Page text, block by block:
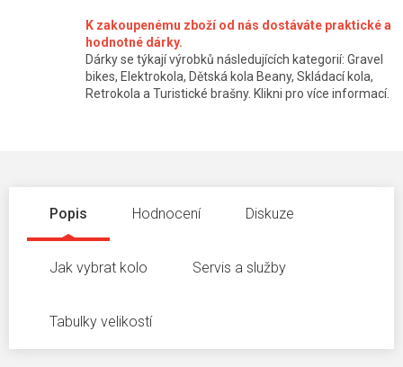
K zakoupenému zboží od nás dostáváte praktické a
hodnotné dárky.
Dárky se týkají výrobků následujících kategorií: Gravel
bikes, Elektrokola, Dětská kola Beany, Skládací kola,
Retrokola a Turistické brašny. Klikni pro více informací.
Popis Hodnocení Diskuze
Jak vybrat kolo Servis a služby
Tabulky velikostí